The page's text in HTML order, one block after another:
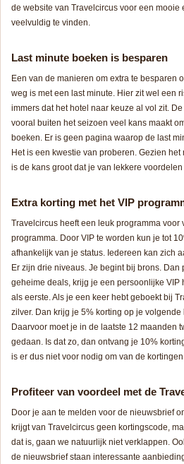
de website van Travelcircus voor een mooie
veelvuldig te vinden.
Last minute boeken is besparen
Een van de manieren om extra te besparen
weg is met een last minute. Hier zit wel een
immers dat het hotel naar keuze al vol zit.
vooral buiten het seizoen veel kans maakt
boeken. Er is geen pagina waarop de last
Het is een kwestie van proberen. Gezien
is de kans groot dat je van lekkere
Extra korting met het VIP
Travelcircus heeft een leuk programma voor
programma. Door VIP te worden kun je tot
afhankelijk van je status. Iedereen kan zich
Er zijn drie niveaus. Je begint bij brons. Dan
geheime deals, krijg je een persoonlijke
als eerste. Als je een keer hebt geboekt bij
zilver. Dan krijg je 5% korting op je
Daarvoor moet je in de laatste 12 maanden
gedaan. Is dat zo, dan ontvang je 10%
is er dus niet voor nodig om van de
Profiteer van voordeel met de
Door je aan te melden voor de nieuwsbrief
krijgt van Travelcircus geen kortingscode,
dat is, gaan we natuurlijk niet verklappen.
de nieuwsbrief staan interessante